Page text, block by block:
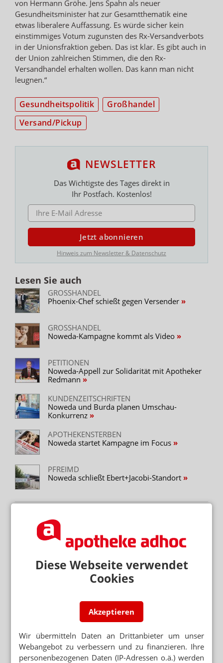
Diese Webseite verwendet
Cookies
Akzeptieren
Wir übermitteln Daten an Drittanbieter um unser
Webangebot zu verbessern und zu finanzieren. Ihre
personenbezogenen Daten (IP-Adressen o.ä.) werden
von Hermann Gröhe. Jens Spahn als neuer
Gesundheitsminister hat zur Gesamtthematik eine
etwas liberalere Auffassung. Es würde sicher kein
einstimmiges Votum zugunsten des Rx-Versandverbots
in der Unionsfraktion geben. Das ist klar. Es gibt auch in
der Union zahlreichen Stimmen, die den Rx-
Versandhandel erhalten wollen. Das kann man nicht
leugnen.“
Gesundheitspolitik
Großhandel
Versand/Pickup
NEWSLETTER
Das Wichtigste des Tages direkt in
Ihr Postfach. Kostenlos!
E-MAIL ADRESSE
Jetzt abonnieren
Hinweis zum Newsletter & Datenschutz
Lesen Sie auch
GROSSHANDEL
Phoenix-Chef schießt gegen Versender
GROSSHANDEL
Noweda-Kampagne kommt als Video
PETITIONEN
Noweda-Appell zur Solidarität mit Apotheker
Redmann
KUNDENZEITSCHRIFTEN
Noweda und Burda planen Umschau-
Konkurrenz
APOTHEKENSTERBEN
Noweda startet Kampagne im Focus
PFREIMD
Noweda schließt Ebert+Jacobi-Standort
Neuere Artikel zum Thema
CDU-POLITIKER BEI NOWEDA
Kippels lobt IhreApotheken
PRIVATGROSSHÄNDLER
Schulz-Asche besucht Fiebig
MECKLENBURG-VORPOMMERN
Gesundheitsminister besucht Alliance
BESUCH BEI ALLIANCE HEALTHCARE
Links-Politiker Bartsch: GDP für
Versandapotheken